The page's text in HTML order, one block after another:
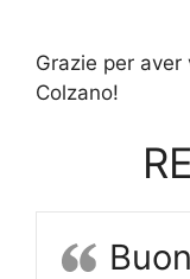
Grazie per
Colzano!